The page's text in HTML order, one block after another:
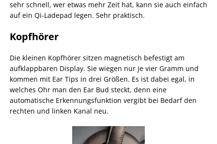
sehr schnell, wer etwas mehr Zeit hat, kann sie auch einfach
auf ein Qi-Ladepad legen. Sehr praktisch.
Kopfhörer
Die kleinen Kopfhörer sitzen magnetisch befestigt am
aufklappbaren Display. Sie wiegen nur je vier Gramm und
kommen mit Ear Tips in drei Größen. Es ist dabei egal, in
welches Ohr man den Ear Bud steckt, denn eine
automatische Erkennungsfunktion vergibt bei Bedarf den
rechten und linken Kanal neu.